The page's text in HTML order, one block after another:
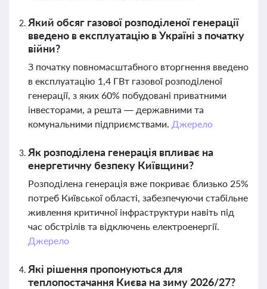
Який обсяг газової розподіленої генерації
введено в експлуатацію в Україні з початку
війни?
З початку повномасштабного вторгнення введено
в експлуатацію 1,4 ГВт газової розподіленої
генерації, з яких 60% побудовані приватними
інвесторами, а решта — державними та
комунальними підприємствами. Джерело
Як розподілена генерація впливає на
енергетичну безпеку Київщини?
Розподілена генерація вже покриває близько 25%
потреб Київської області, забезпечуючи стабільне
живлення критичної інфраструктури навіть під
час обстрілів та відключень електроенергії.
Джерело
Які рішення пропонуються для
теплопостачання Києва на зиму 2026/27?